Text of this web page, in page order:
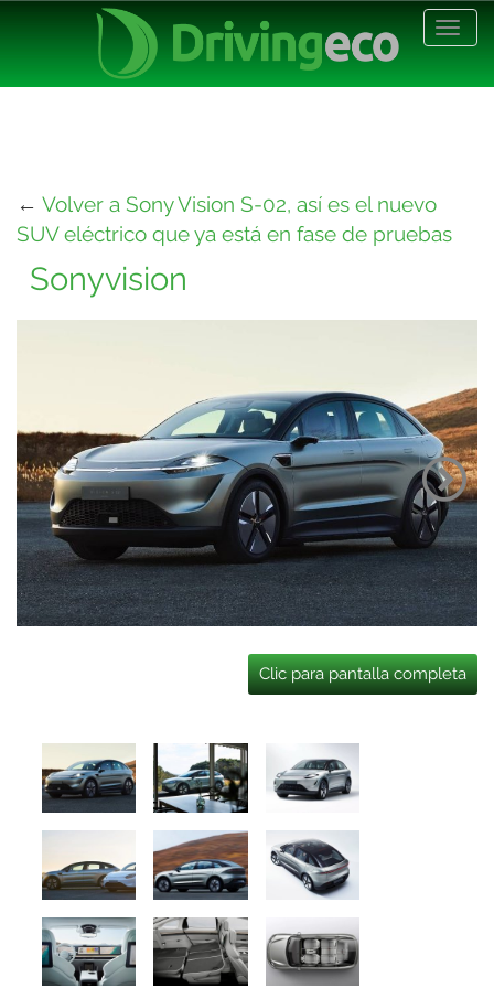
← Volver a Sony Vision S-02, así es el nuevo
SUV eléctrico que ya está en fase de pruebas
Sonyvision
Clic para pantalla completa